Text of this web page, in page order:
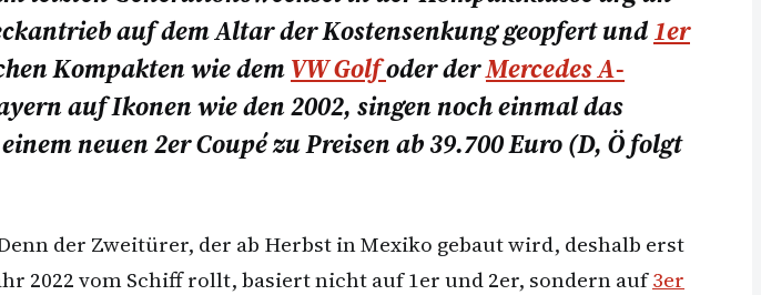
auf dem Altar der Kostensenkung geopfert und1er
Kompakten wie demVW Golfoder derMercedes A-
auf Ikonen wie den 2002, singen noch einmal das
neuen 2er Coupé zu Preisen ab 39.700 Euro (D, Ö folgt
der Zweitürer, der ab Herbst in Mexiko gebaut wird, deshalb erst
2022 vom Schiff rollt, basiert nicht auf 1er und 2er, sondern auf3er